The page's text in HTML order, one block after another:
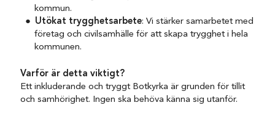
kommun.
Utökat trygghetsarbete: Vi stärker samarbetet med
företag och civilsamhälle för att skapa trygghet i hela
kommunen.
Varför är detta viktigt?
Ett inkluderande och tryggt Botkyrka är grunden för tillit
och samhörighet. Ingen ska behöva känna sig utanför.